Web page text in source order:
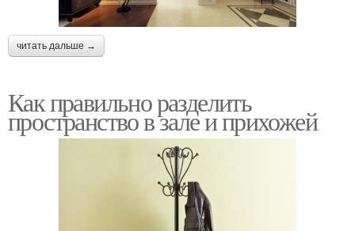
читать дальше →
Как правильно разделить
пространство в зале и прихожей